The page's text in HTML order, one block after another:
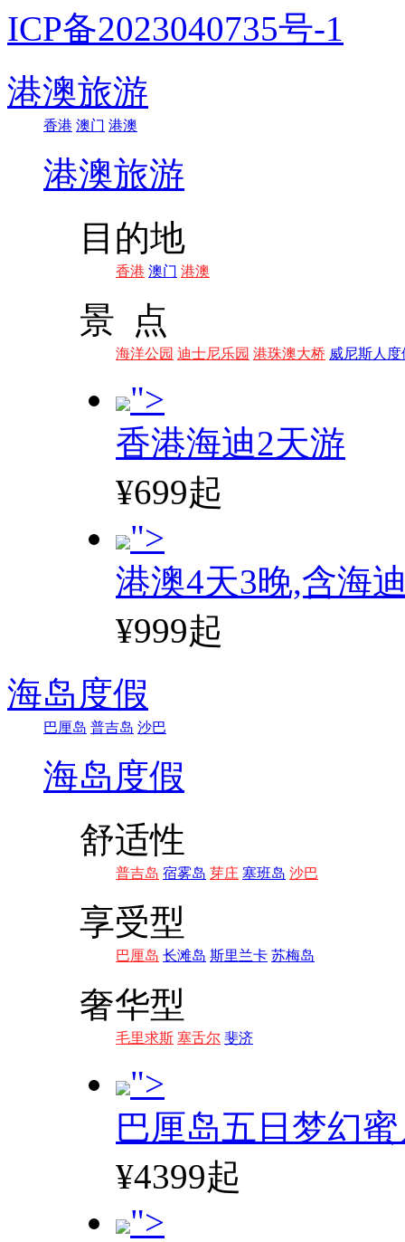
ICP备2023040735号-1
港澳旅游
香港 澳门 港澳
港澳旅游
目的地
香港 澳门 港澳
景 点
海洋公园 迪士尼乐园 港珠澳大桥 威尼斯人度
">
香港海迪2天游
¥699起
">
港澳4天3晚,含海
¥999起
海岛度假
巴厘岛 普吉岛 沙巴
海岛度假
舒适性
普吉岛 宿雾岛 芽庄 塞班岛 沙巴
享受型
巴厘岛 长滩岛 斯里兰卡 苏梅岛
奢华型
毛里求斯 塞舌尔 斐济
">
巴厘岛五日梦幻
¥4399起
">